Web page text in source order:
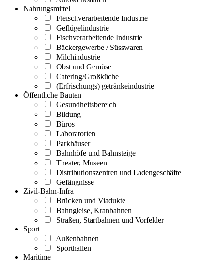
Nahrungsmittel
Fleischverarbeitende Industrie
Geflügelindustrie
Fischverarbeitende Industrie
Bäckergewerbe / Süsswaren
Milchindustrie
Obst und Gemüse
Catering/Großküche
(Erfrischungs) getränkeindustrie
Öffentliche Bauten
Gesundheitsbereich
Bildung
Büros
Laboratorien
Parkhäuser
Bahnhöfe und Bahnsteige
Theater, Museen
Distributionszentren und Ladengeschäfte
Gefängnisse
Zivil-Bahn-Infra
Brücken und Viadukte
Bahngleise, Kranbahnen
Straßen, Startbahnen und Vorfelder
Sport
Außenbahnen
Sporthallen
Maritime